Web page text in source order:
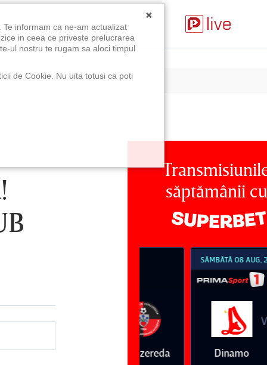
săptămânii cu
Farul
Vs
SÂMBĂTĂ 08 AUG, 21:30
Dinamo FC
×
informam ca ne-am actualizat
in ceea ce priveste prelucrarea
ul nostru te rugam sa aloci timpul
de Cookie. Nu uita totusi ca poti